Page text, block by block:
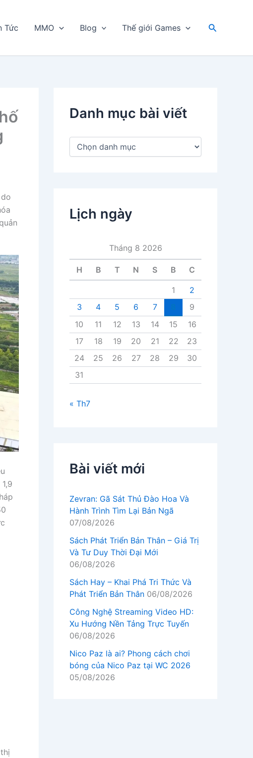
Tức MMO Blog Thế giới Games
Tìm
Danh mục bài viết
D
b
à
ế
Lịch ngày
Tháng 8 2026
H B T N S B C
1
2
3
4 5 6 7
9
10
11 12 13 14 15
16
17
18 19 20 21 22
23
24
25 26 27 28 29
30
31
« Th7
Bài viết mới
Zevran: Gã Sát Thủ Đào Hoa Và
Hành Trình Tìm Lại Bản Ngã
07/08/2026
Sách Phát Triển Bản Thân – Giá Trị
Và Tư Duy Thời Đại Mới
06/08/2026
Sách Hay – Khai Phá Tri Thức Và
Phát Triển Bản Thân 06/08/2026
Công Nghệ Streaming Video HD:
Xu Hướng Nền Tảng Trực Tuyến
06/08/2026
Nico Paz là ai? Phong cách chơi
bóng của Nico Paz tại WC 2026
05/08/2026